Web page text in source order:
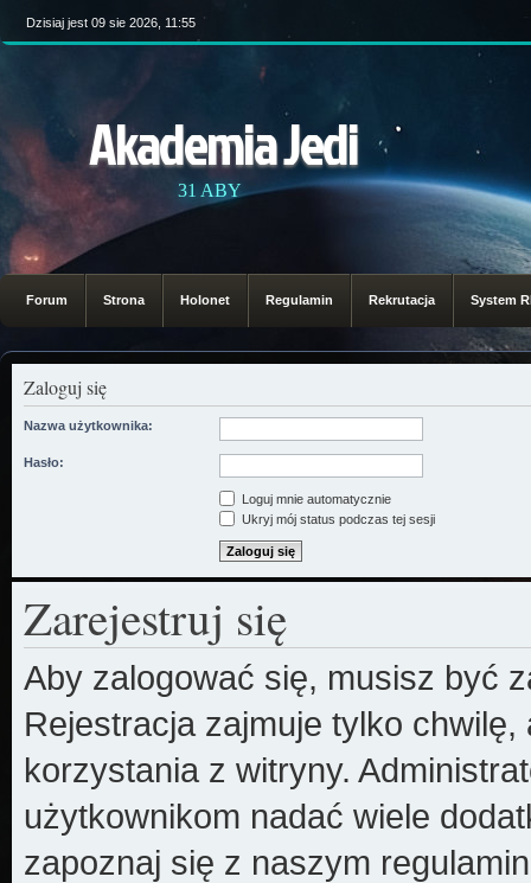
Dzisiaj jest 09 sie 2026, 11:55
Akademia Jedi
31 ABY
Forum Strona Holonet Regulamin Rekrutacja System
Zaloguj się
Nazwa użytkownika:
Hasło:
Loguj mnie automatycznie
Ukryj mój status podczas tej sesji
Zarejestruj się
Aby zalogować się, musisz być
Rejestracja zajmuje tylko
korzystania z witryny.
użytkownikom nadać wiele
zapoznaj się z naszym